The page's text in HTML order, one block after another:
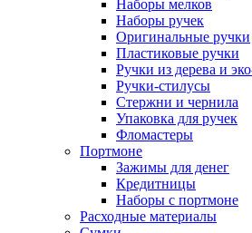
Наборы мелков
Наборы ручек
Оригинальные ручки
Пластиковые ручки
Ручки из дерева и
Ручки-стилусы
Стержни и чернила
Упаковка для ручек
Фломастеры
Портмоне
Зажимы для денег
Кредитницы
Наборы с портмоне
Расходные материалы